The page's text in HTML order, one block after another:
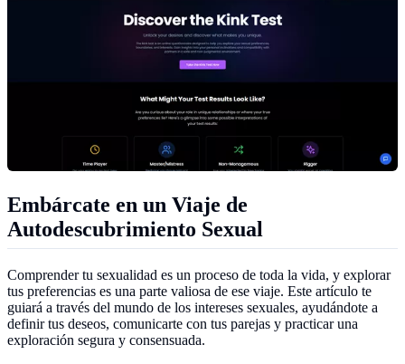
Embárcate en un Viaje de
Autodescubrimiento Sexual
Comprender tu sexualidad es un proceso de toda la vida, y explorar
tus preferencias es una parte valiosa de ese viaje. Este artículo te
guiará a través del mundo de los intereses sexuales, ayudándote a
definir tus deseos, comunicarte con tus parejas y practicar una
exploración segura y consensuada.